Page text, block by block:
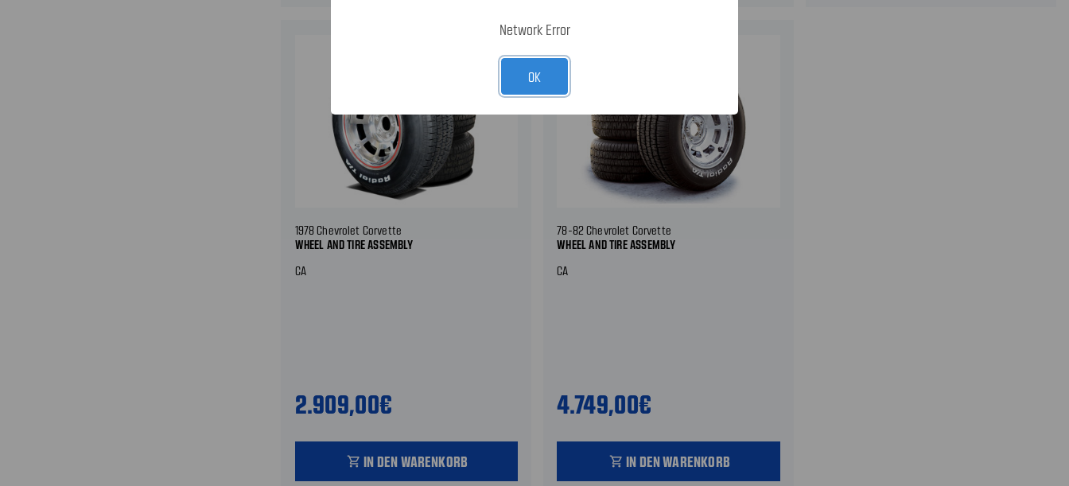
1978 Chevrolet Corvette
WHEEL AND TIRE ASSEMBLY
CA
2.909,00€
shopping_cart IN DEN WARENKORB
78-82 Chevrolet Corvette
WHEEL AND TIRE ASSEMBLY
CA
4.749,00€
shopping_cart IN DEN WARENKORB
Network Error
OK